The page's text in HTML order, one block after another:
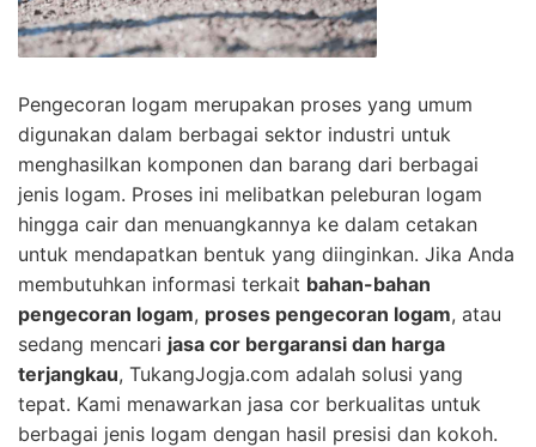
Pengecoran logam merupakan proses yang umum
digunakan dalam berbagai sektor industri untuk
menghasilkan komponen dan barang dari berbagai
jenis logam. Proses ini melibatkan peleburan logam
hingga cair dan menuangkannya ke dalam cetakan
untuk mendapatkan bentuk yang diinginkan. Jika Anda
membutuhkan informasi terkait bahan-bahan
pengecoran logam, proses pengecoran logam, atau
sedang mencari jasa cor bergaransi dan harga
terjangkau, TukangJogja.com adalah solusi yang
tepat. Kami menawarkan jasa cor berkualitas untuk
berbagai jenis logam dengan hasil presisi dan kokoh.